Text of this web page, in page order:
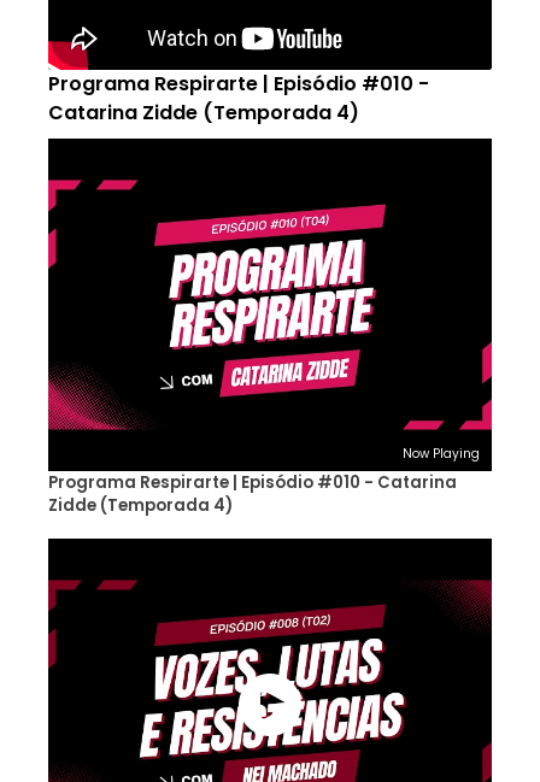
Programa Respirarte | Episódio #010 -
Catarina Zidde (Temporada 4)
Now Playing
Programa Respirarte | Episódio #010 - Catarina
Zidde (Temporada 4)